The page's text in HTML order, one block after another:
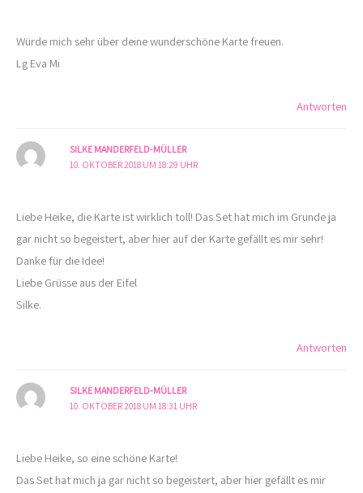
Würde mich sehr über deine wunderschöne Karte freuen.
Lg Eva Mi
Antworten
SILKE MANDERFELD-MÜLLER
10. OKTOBER 2018 UM 18:29 UHR
Liebe Heike, die Karte ist wirklich toll! Das Set hat mich im Grunde ja
gar nicht so begeistert, aber hier auf der Karte gefällt es mir sehr!
Danke für die Idee!
Liebe Grüsse aus der Eifel
Silke.
Antworten
SILKE MANDERFELD-MÜLLER
10. OKTOBER 2018 UM 18:31 UHR
Liebe Heike, so eine schöne Karte!
Das Set hat mich ja gar nicht so begeistert, aber hier gefällt es mir